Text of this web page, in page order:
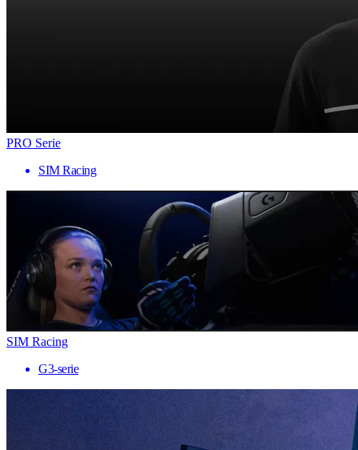
PRO Serie
SIM Racing
SIM Racing
G3-serie